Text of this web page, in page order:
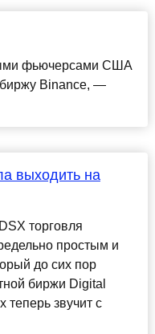
фьючерсами США
Binance, —
выходить на
торговля
простым и
до сих пор
биржи Digital
теперь звучит с